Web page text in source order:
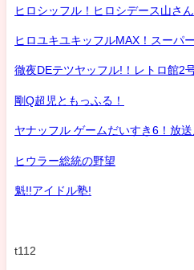
ヒロシッフル！ヒロシデース山さ
ヒロユキユキッフルMAX！スーパ
徹夜DEテツヤッフル!！レトロ館2
剛Q超児ともっふる！
ヤナッフル ゲームだいすき6！放送
ヒウラー総統の野望
魁!!アイドル塾!
t112